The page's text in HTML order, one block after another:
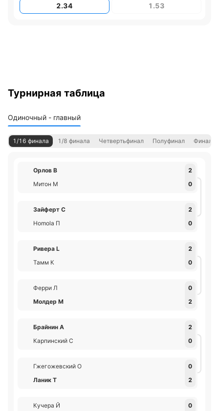
Игорь Чамовских
2.34 1.53
Турнирная таблица
Одиночный - главный
1/16 финала 1/8 финала Четвертьфинал Полуфинал Финал
Орлов В
2
Митон М
0
Зайферт С
2
Homola П
0
Ривера L
2
Тамм К
0
Ферри Л
0
Молдер М
2
Брайнин А
2
Карпинский С
0
Гжегожевский О
0
Ланик Т
2
Кучера Й
0